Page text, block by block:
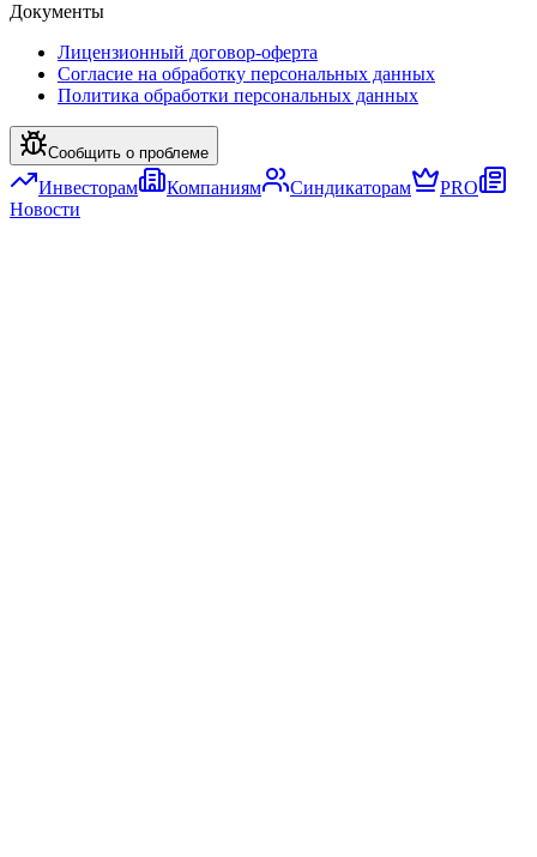
Документы
Лицензионный договор-оферта
Согласие на обработку персональных данных
Политика обработки персональных данных
Сообщить о проблеме
Инвесторам Компаниям Синдикаторам
PRO
Новости